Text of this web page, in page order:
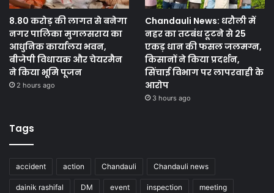
8.80 करोड़ की लागत से बनेगा
नगर पालिका मुगलसराय का
आधुनिक कार्यालय भवन,
बीजेपी विधायक और चेयरमैन
ने किया भूमि पूजन
2 hours ago
Chandauli News: धरौली में
नहर का तटबंध टूटने से 25
एकड़ धान की फसल जलमग्न,
किसानों ने किया प्रदर्शन,
सिंचाई विभाग पर लापरवाही के
आरोप
3 hours ago
Tags
accident action Chandauli Chandauli news
dainik rashifal DM event inspection meeting